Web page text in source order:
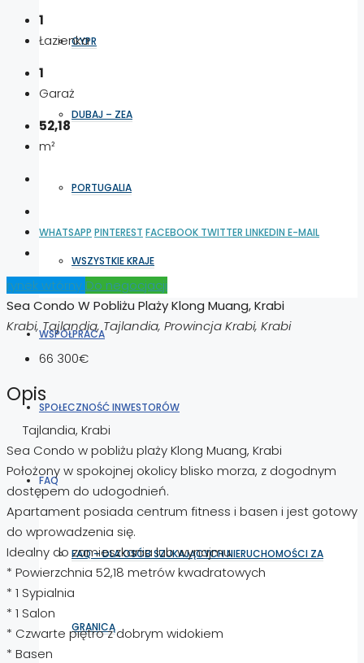
CYPR
DUBAJ – ZEA
PORTUGALIA
WSZYSTKIE KRAJE
WSPÓŁPRACA
SPOŁECZNOŚĆ INWESTORÓW
FAQ
FAQ – DLA OSÓB SZUKAJĄCYCH NIERUCHOMOŚCI ZA
GRANICĄ
1
Łazienka
1
Garaż
52,18
m²
WHATSAPP PINTEREST FACEBOOK TWITTER LINKEDIN E-MAIL
rynek wtórny Do negocjacji
Sea Condo W Pobliżu Plaży Klong Muang, Krabi
Krabi, Tajlandia, Tajlandia, Prowincja Krabi, Krabi
66 300€
Opis
Tajlandia, Krabi
Sea Condo w pobliżu plaży Klong Muang, Krabi
Położony w spokojnej okolicy blisko morza, z dogodnym
dostępem do udogodnień.
Apartament posiada centrum fitness i basen i jest gotowy
do wprowadzenia się.
Idealny do zamieszkania lub wynajmu.
* Powierzchnia 52,18 metrów kwadratowych
* 1 Sypialnia
* 1 Salon
* Czwarte piętro z dobrym widokiem
* Basen